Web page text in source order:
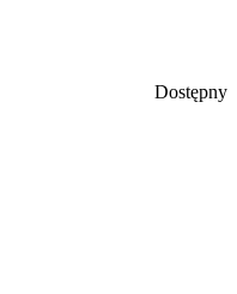
Dostępny